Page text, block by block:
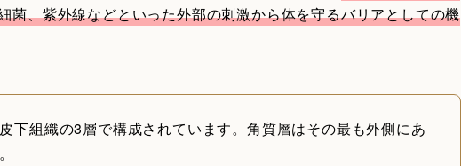
菌、紫外線などといった外部の刺激から体を守るバリアとしての機
下組織の3層で構成されています。角質層はその最も外側にあ